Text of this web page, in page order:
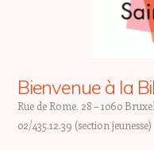
Bienvenue à la
Rue de Rome, 28 – 1060
02/435.12.39 (section jeunesse)